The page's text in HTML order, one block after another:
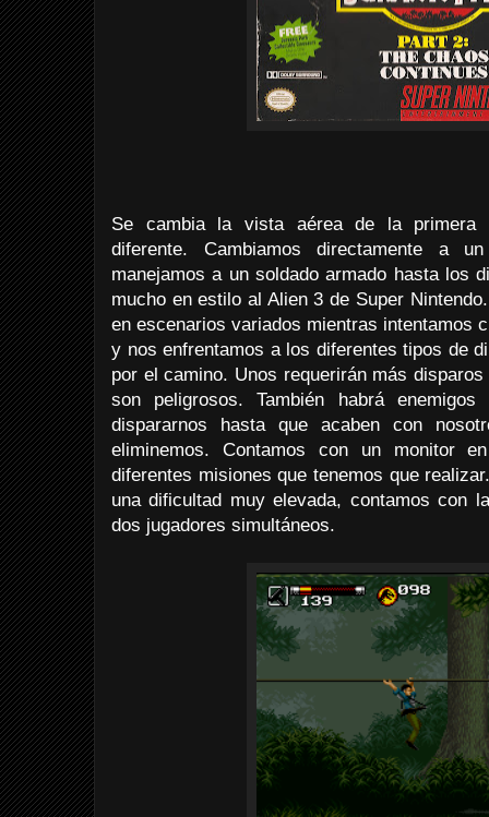
Se cambia la vista aérea de la primera
diferente. Cambiamos directamente a
manejamos a un soldado armado hasta los
mucho en estilo al Alien 3 de Super
en escenarios variados mientras intentamos
y nos enfrentamos a los diferentes tipos de
por el camino. Unos requerirán más
son peligrosos. También habrá
dispararnos hasta que acaben con
eliminemos. Contamos con un monitor
diferentes misiones que tenemos que
una dificultad muy elevada, contamos con
dos jugadores simultáneos.